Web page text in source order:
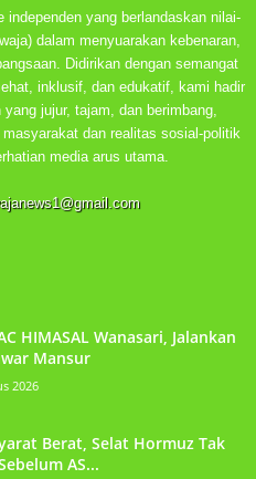
yang berlandaskan nilai-
dalam menyuarakan kebenaran,
Didirikan dengan semangat
inklusif, dan edukatif, kami hadir
jujur, tajam, dan berimbang,
dan realitas sosial-politik
media arus utama.
HIMASAL Wanasari, Jalankan
Mansur
2026
Berat, Selat Hormuz Tak
AS...